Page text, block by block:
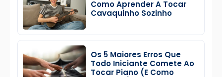
Como Aprender A Tocar
Cavaquinho Sozinho
Os 5 Maiores Erros Que
Todo Iniciante Comete Ao
Tocar Piano (e Como